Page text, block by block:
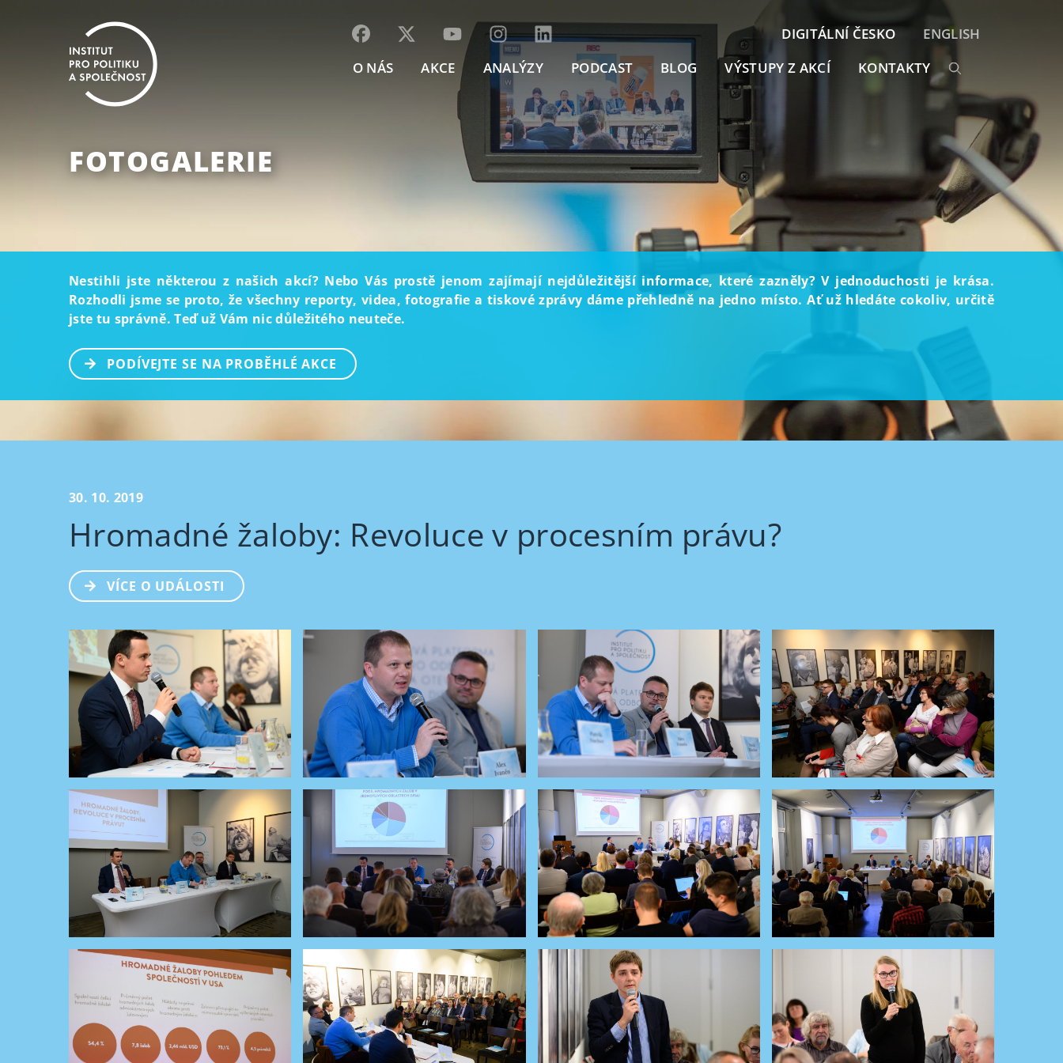
O NÁS AKCE ANALÝZY PODCAST BLOG VÝSTUPY Z AKCÍ KONTAKTY
DIGITÁLNÍ ČESKO ENGLISH
FOTOGALERIE
Nestihli jste některou z našich akcí? Nebo Vás prostě jenom zajímají nejdůležitější informace, které zazněly? V jednoduchosti je krása.
Rozhodli jsme se proto, že všechny reporty, videa, fotografie a tiskové zprávy dáme přehledně na jedno místo. Ať už hledáte cokoliv, určitě
jste tu správně. Teď už Vám nic důležitého neuteče.
PODÍVEJTE SE NA PROBĚHLÉ AKCE
30. 10. 2019
Hromadné žaloby: Revoluce v procesním právu?
VÍCE O UDÁLOSTI